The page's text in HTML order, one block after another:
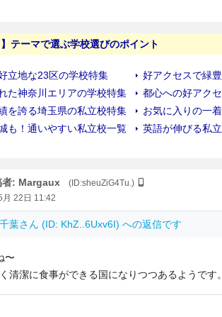
者: Margaux
(ID:sheuZiG4Tu.)
22日 11:42
葉さん (ID: KhZ..6Uxv6I) への返信です
〜
清潔に食事ができる国になりつつあるようです。